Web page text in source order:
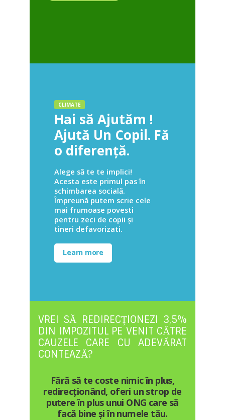
CLIMATE
Hai să Ajutăm !
Ajută Un Copil. Fă
o diferență.
Alege să te te implici!
Acesta este primul pas în
schimbarea socială.
Împreună putem scrie cele
mai frumoase povesti
pentru zeci de copii și
tineri defavorizati.
Learn more
VREI SĂ REDIRECȚIONEZI 3,5%
DIN IMPOZITUL PE VENIT CĂTRE
CAUZELE CARE CU ADEVĂRAT
CONTEAZĂ?
Fără să te coste nimic în plus,
redirecționând, oferi un strop de
putere în plus unui ONG care să
facă bine și în numele tău.